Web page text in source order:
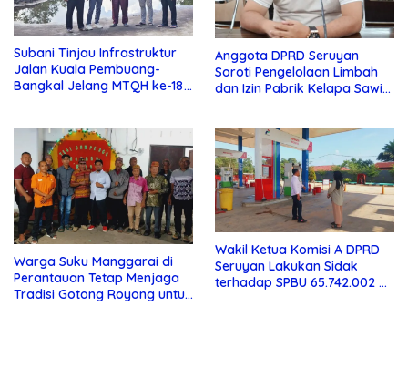
Subani Tinjau Infrastruktur
Jalan Kuala Pembuang-
Bangkal Jelang MTQH ke-18
Anggota DPRD Seruyan
Soroti Pengelolaan Limbah
dan Izin Pabrik Kelapa Sawit
Warga Suku Manggarai di
Perantauan Tetap Menjaga
Tradisi Gotong Royong untuk
Wakil Ketua Komisi A DPRD
Seruyan Lakukan Sidak
terhadap SPBU 65.742.002 di